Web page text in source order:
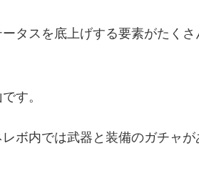
タスを底上げする要素がたくさ
す。
ボ内では武器と装備のガチャが